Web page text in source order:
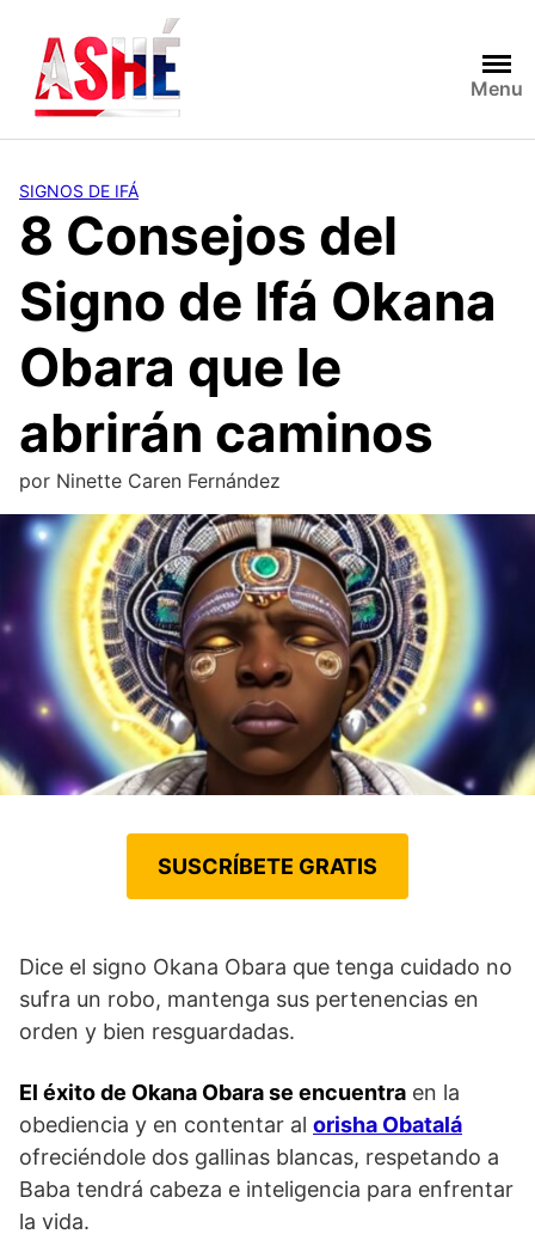
contenido
Menu
SIGNOS DE IFÁ
8 Consejos del
Signo de Ifá Okana
Obara que le
abrirán caminos
por Ninette Caren Fernández
SUSCRÍBETE GRATIS
Dice el signo Okana Obara que tenga cuidado no
sufra un robo, mantenga sus pertenencias en
orden y bien resguardadas.
El éxito de Okana Obara se encuentra en la
obediencia y en contentar al orisha Obatalá
ofreciéndole dos gallinas blancas, respetando a
Baba tendrá cabeza e inteligencia para enfrentar
la vida.